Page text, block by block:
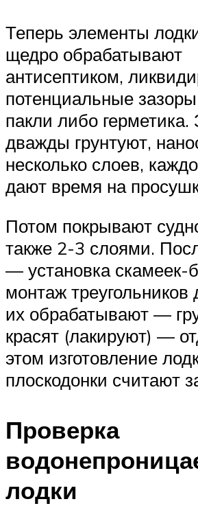
Теперь элементы
щедро обрабатывают
антисептиком,
потенциальные
пакли либо герметика.
дважды грунтуют,
несколько слоев,
дают время на
Потом покрывают
также 2-3 слоями.
— установка скамеек-
монтаж
их обрабатывают —
красят (лакируют) —
этом изготовление
плоскодонки считают
Проверка
лодки